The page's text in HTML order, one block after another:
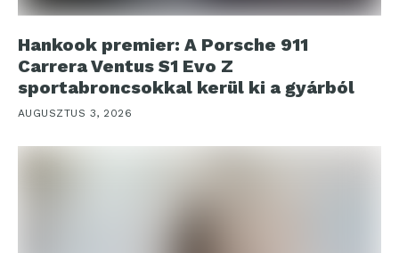
Hankook premier: A Porsche 911
Carrera Ventus S1 Evo Z
sportabroncsokkal kerül ki a gyárból
AUGUSZTUS 3, 2026